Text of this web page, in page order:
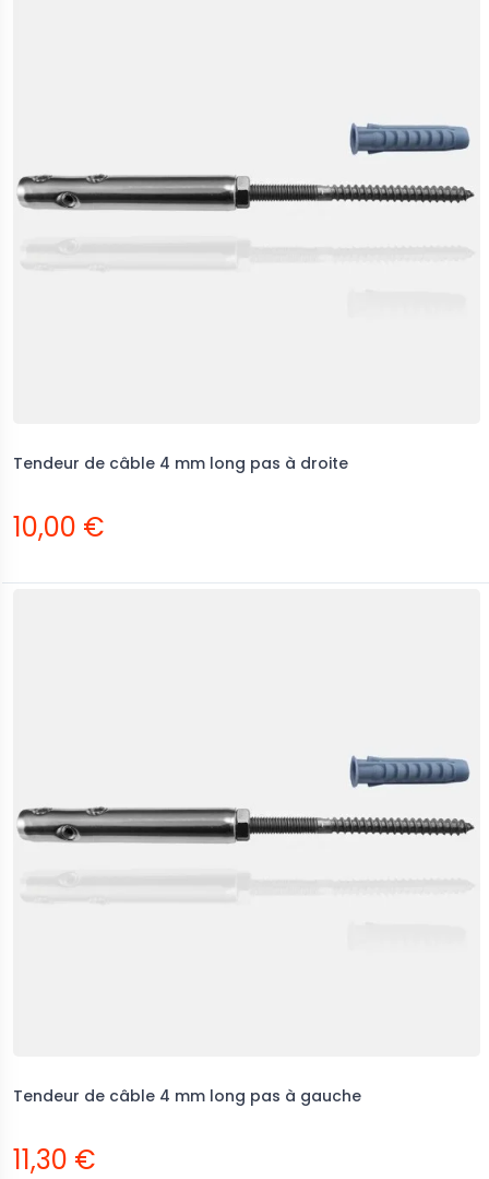
Tendeur de câble 4 mm long pas à droite
10,00 €
Tendeur de câble 4 mm long pas à gauche
11,30 €